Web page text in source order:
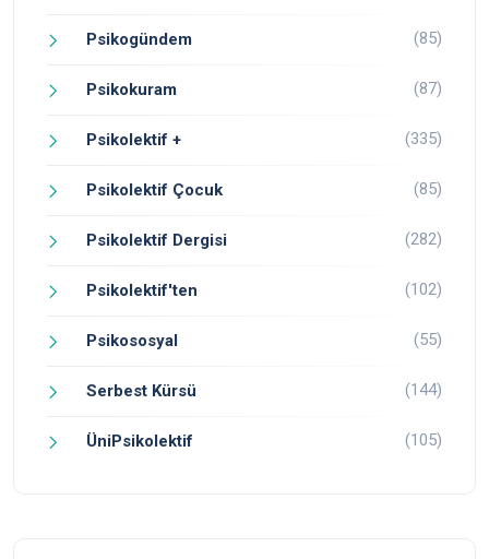
Psikogündem (85)
Psikokuram (87)
Psikolektif + (335)
Psikolektif Çocuk (85)
Psikolektif Dergisi (282)
Psikolektif'ten (102)
Psikososyal (55)
Serbest Kürsü (144)
ÜniPsikolektif (105)